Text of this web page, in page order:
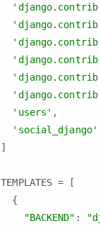
'users' ,
'social_django'
]
TEMPLATES = [
  {
"BACKEND" :